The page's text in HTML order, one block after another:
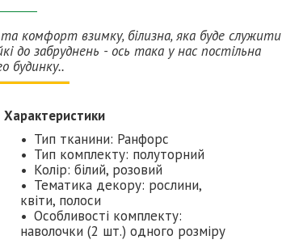
комфорт взимку, білизна, яка буде служити
до забруднень - ось така у нас постільна
будинку..
Характеристики
Тип тканини: Ранфорс
Тип комплекту: полуторний
Колір: білий, розовий
Тематика декору: рослини,
квіти, полоси
Особливості комплекту:
наволочки (2 шт.) одного розміру